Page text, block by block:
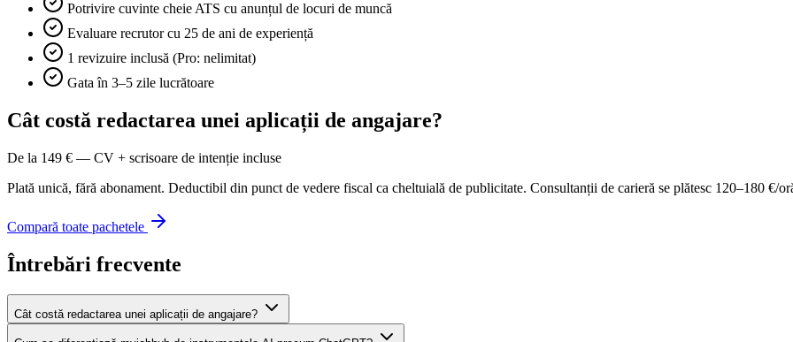
Potrivire cuvinte cheie ATS cu anunțul de locuri de muncă
Evaluare recrutor cu 25 de ani de experiență
1 revizuire inclusă (Pro: nelimitat)
Gata în 3–5 zile lucrătoare
Cât costă redactarea unei aplicații de angajare?
De la 149 € — CV + scrisoare de intenție incluse
Plată unică, fără abonament. Deductibil din punct de vedere fiscal ca cheltuială de publicitate. Consultanții de carieră se plătesc 120–180 €/
Compară toate pachetele
Întrebări frecvente
Cât costă redactarea unei aplicații de angajare?